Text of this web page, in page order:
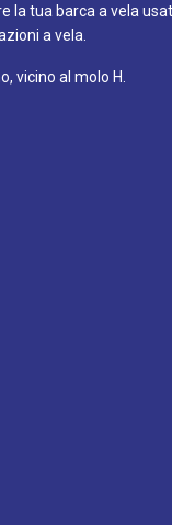
la tua barca a vela
a vela.
vicino al molo H.